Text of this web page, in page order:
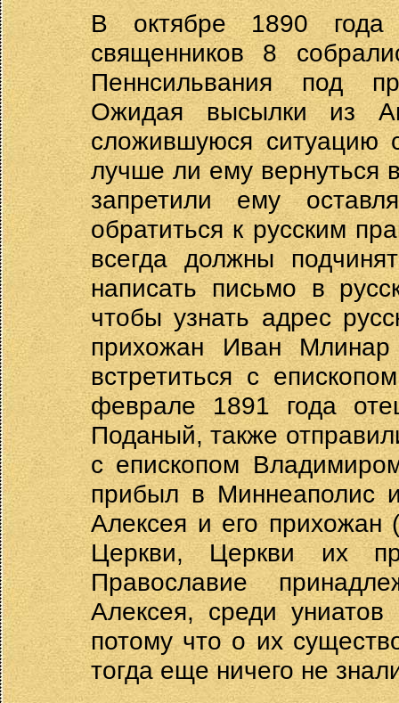
В октябре 1890 года
священников 8
Пеннсильвания под
Ожидая высылки из
сложившуюся ситуацию
лучше ли ему вернуться
запретили ему
обратиться к русским
всегда должны
написать письмо в
чтобы узнать адрес
прихожан Иван
встретиться с
феврале 1891 года
Поданый, также
с епископом
прибыл в Миннеаполис
Алексея и его
Церкви, Церкви их
Православие
Алексея, среди
потому что о их
тогда еще ничего не